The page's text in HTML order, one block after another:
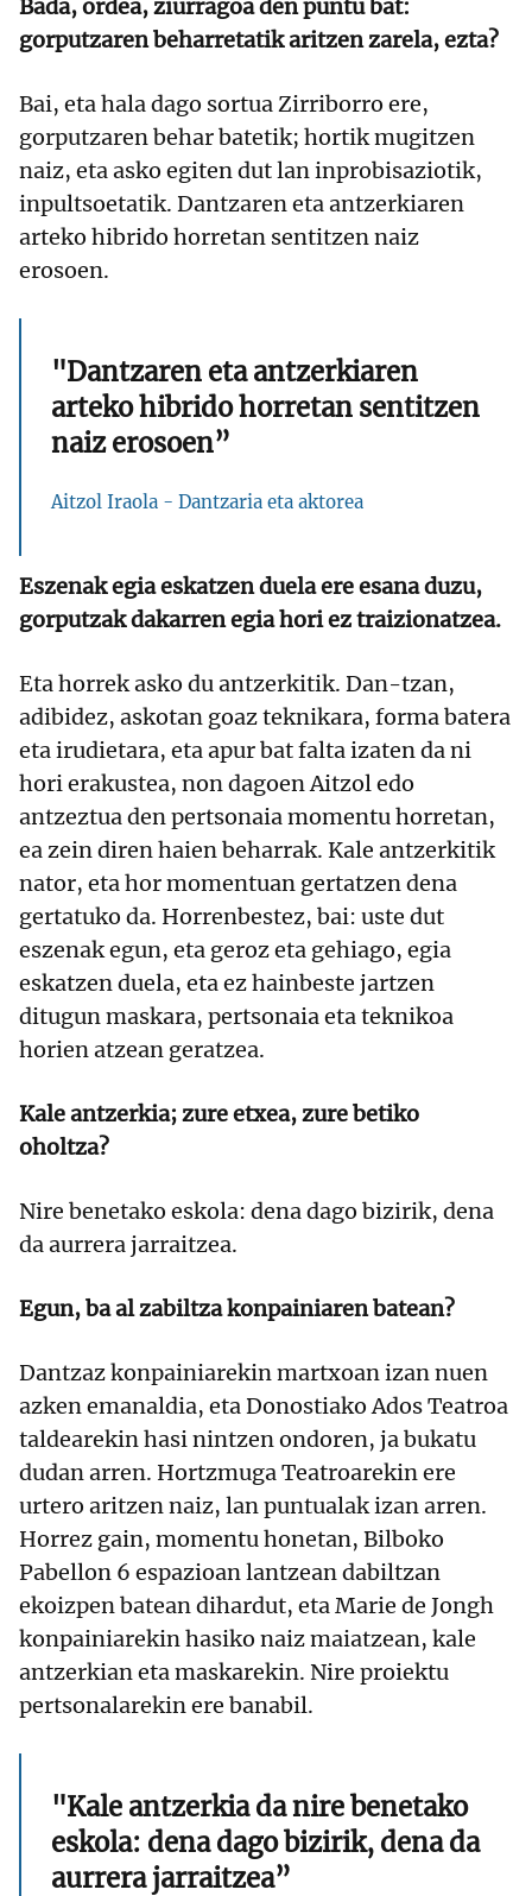
Bada, ordea, ziurragoa den puntu bat:
gorputzaren beharretatik aritzen zarela, ezta?
Bai, eta hala dago sortua Zirriborro ere,
gorputzaren behar batetik; hortik mugitzen
naiz, eta asko egiten dut lan inprobisaziotik,
inpultsoetatik. Dantzaren eta antzerkiaren
arteko hibrido horretan sentitzen naiz
erosoen.
"Dantzaren eta antzerkiaren
arteko hibrido horretan sentitzen
naiz erosoen”
Aitzol Iraola - Dantzaria eta aktorea
Eszenak egia eskatzen duela ere esana duzu,
gorputzak dakarren egia hori ez traizionatzea.
Eta horrek asko du antzerkitik. Dan-tzan,
adibidez, askotan goaz teknikara, forma batera
eta irudietara, eta apur bat falta izaten da ni
hori erakustea, non dagoen Aitzol edo
antzeztua den pertsonaia momentu horretan,
ea zein diren haien beharrak. Kale antzerkitik
nator, eta hor momentuan gertatzen dena
gertatuko da. Horrenbestez, bai: uste dut
eszenak egun, eta geroz eta gehiago, egia
eskatzen duela, eta ez hainbeste jartzen
ditugun maskara, pertsonaia eta teknikoa
horien atzean geratzea.
Kale antzerkia; zure etxea, zure betiko
oholtza?
Nire benetako eskola: dena dago bizirik, dena
da aurrera jarraitzea.
Egun, ba al zabiltza konpainiaren batean?
Dantzaz konpainiarekin martxoan izan nuen
azken emanaldia, eta Donostiako Ados Teatroa
taldearekin hasi nintzen ondoren, ja bukatu
dudan arren. Hortzmuga Teatroarekin ere
urtero aritzen naiz, lan puntualak izan arren.
Horrez gain, momentu honetan, Bilboko
Pabellon 6 espazioan lantzean dabiltzan
ekoizpen batean dihardut, eta Marie de Jongh
konpainiarekin hasiko naiz maiatzean, kale
antzerkian eta maskarekin. Nire proiektu
pertsonalarekin ere banabil.
"Kale antzerkia da nire benetako
eskola: dena dago bizirik, dena da
aurrera jarraitzea”